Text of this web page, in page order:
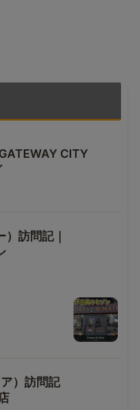
CITY
訪問記｜
）訪問記